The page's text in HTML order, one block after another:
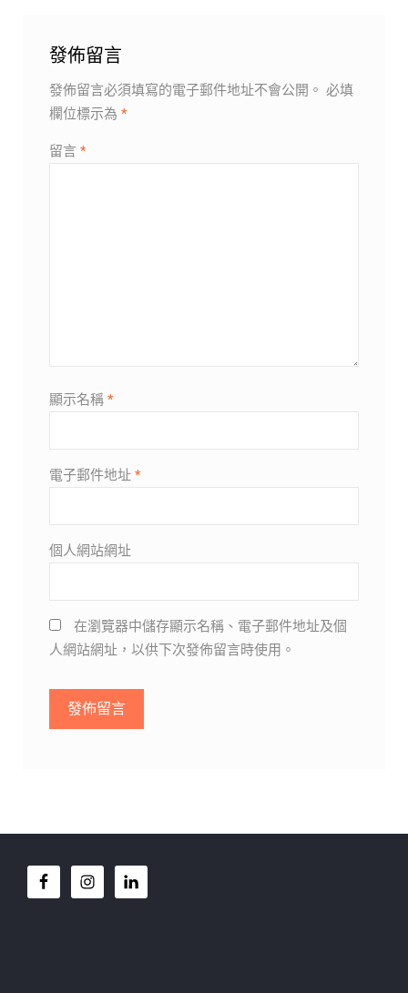
發佈留言
發佈留言必須填寫的電子郵件地址不會公開。 必填
欄位標示為 *
留言 *
顯示名稱 *
電子郵件地址 *
個人網站網址
在瀏覽器中儲存顯示名稱、電子郵件地址及個
人網站網址，以供下次發佈留言時使用。